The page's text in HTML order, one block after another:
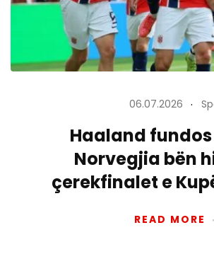
06.07.2026
Haaland
Norvegjia bën
çerekfinalet e
READ MORE